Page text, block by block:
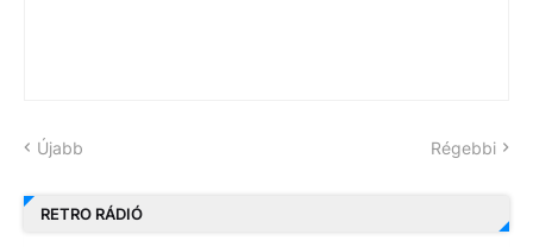
Újabb Régebbi
RETRO RÁDIÓ